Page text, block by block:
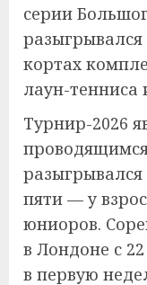
серии
кортах
лаун-тенниса
Турнир-2026
разыгрывался
пяти — у
юниоров.
в Лондоне с
в первую